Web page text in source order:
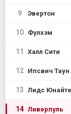
9 Эвертон
10 Фулхэм
11 Халл Сити
12 Ипсвич Таун
13 Лидс
14 Ливерпуль